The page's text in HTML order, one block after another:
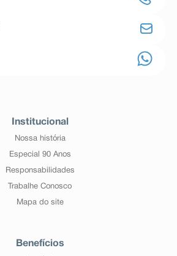
Institucional
Nossa história
Especial 90 Anos
Responsabilidades
Trabalhe Conosco
Mapa do site
Benefícios